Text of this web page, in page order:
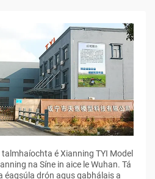
é Xianning TYI Model
na Síne in aice le Wuhan. Tá
éagsúla drón agus gabhálais a